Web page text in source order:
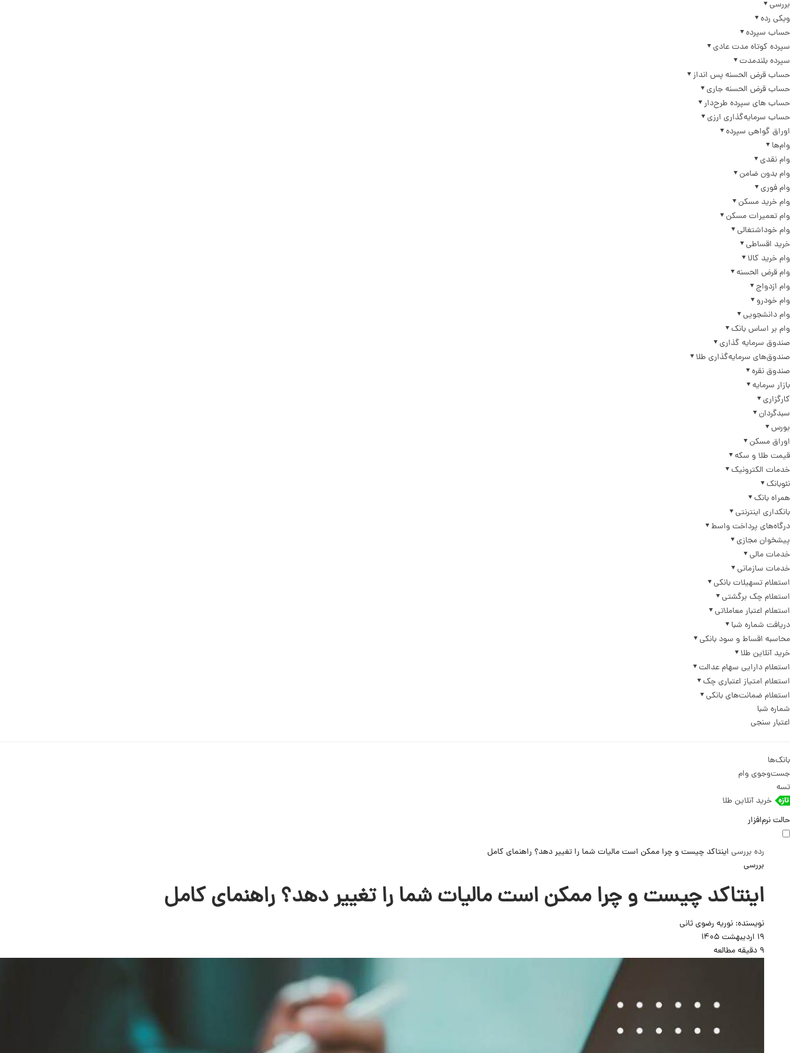
بررسی
ویکی رده
حساب سپرده
سپرده کوتاه مدت عادی
سپرده بلندمدت
حساب قرض الحسنه پس انداز
حساب قرض الحسنه جاری
حساب های سپرده طرح‌دار
حساب سرمایه‌گذاری ارزی
اوراق گواهی سپرده
وام‌ها
وام نقدی
وام بدون ضامن
وام فوری
وام خرید مسکن
وام تعمیرات مسکن
وام خوداشتغالی
خرید اقساطی
وام خرید کالا
وام قرض الحسنه
وام ازدواج
وام خودرو
وام دانشجویی
وام بر اساس بانک
صندوق سرمایه گذاری
صندوق‌های سرمایه‌گذاری طلا
صندوق نقره
بازار سرمایه
کارگزاری
سبدگردان
بورس
اوراق مسکن
قیمت طلا و سکه
خدمات الکترونیک
نئوبانک
همراه بانک
بانکداری اینترنتی
درگاه‌های پرداخت واسط
پیشخوان مجازی
خدمات مالی
خدمات سازمانی
استعلام تسهیلات بانکی
استعلام چک برگشتی
استعلام اعتبار معاملاتی
دریافت شماره شبا
محاسبه اقساط و سود بانکی
خرید آنلاین طلا
استعلام دارایی سهام عدالت
استعلام امتیاز اعتباری چک
استعلام ضمانت‌های بانکی
شماره شبا
اعتبار سنجی
بانک‌ها
جست‌وجوی وام
تسه
خرید آنلاین طلا
حالت نرم‌افزار
رده بررسی اینتاکد چیست و چرا ممکن است مالیات شما را تغییر دهد؟ راهنمای کامل
بررسی
اینتاکد چیست و چرا ممکن است مالیات شما را تغییر دهد؟ راهنمای کامل
نویسنده: نوریه رضوی ثانی
19 اردیبهشت 1405
9 دقیقه مطالعه